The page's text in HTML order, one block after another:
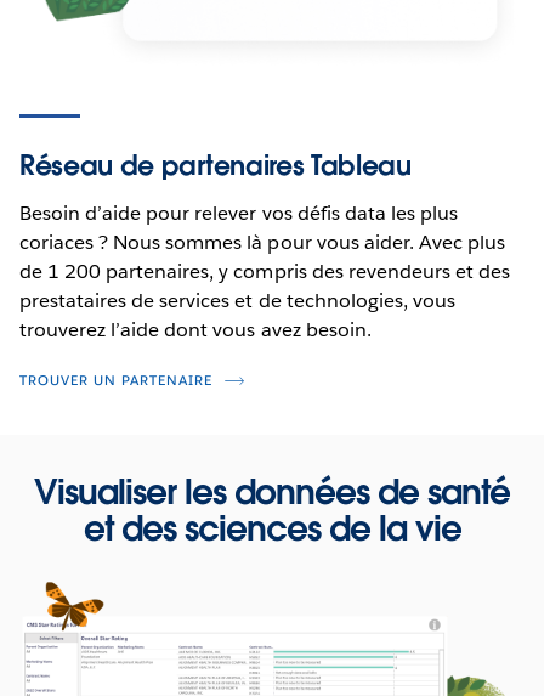
Réseau de partenaires Tableau
Besoin d’aide pour relever vos défis data les plus
coriaces ? Nous sommes là pour vous aider. Avec plus
de 1 200 partenaires, y compris des revendeurs et des
prestataires de services et de technologies, vous
trouverez l’aide dont vous avez besoin.
TROUVER UN PARTENAIRE
Visualiser les données de santé
et des sciences de la vie